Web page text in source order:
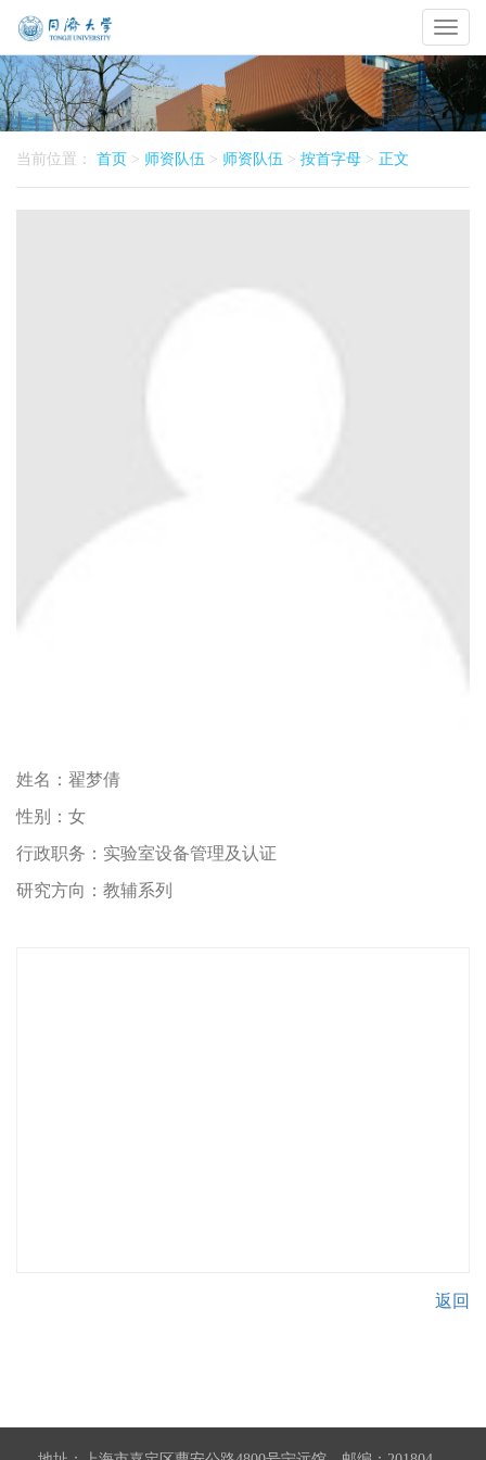
Toggle
当前位置： 首页 > 师资队伍 > 师资队伍 > 按首字母 > 正文
姓名： 翟梦倩
性别： 女
行政职务： 实验室设备管理及认证
研究方向： 教辅系列
返回